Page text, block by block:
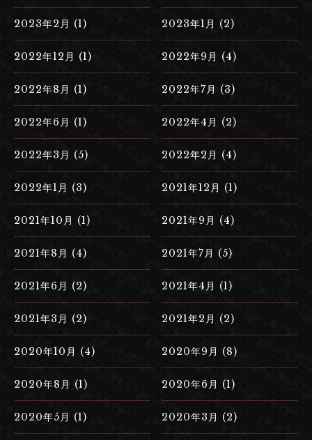
2023年2月 (1) 2023年1月 (2)
2022年12月 (1) 2022年9月 (4)
2022年8月 (1) 2022年7月 (3)
2022年6月 (1) 2022年4月 (2)
2022年3月 (5) 2022年2月 (4)
2022年1月 (3) 2021年12月 (1)
2021年10月 (1) 2021年9月 (4)
2021年8月 (4) 2021年7月 (5)
2021年6月 (2) 2021年4月 (1)
2021年3月 (2) 2021年2月 (2)
2020年10月 (4) 2020年9月 (8)
2020年8月 (1) 2020年6月 (1)
2020年5月 (1) 2020年3月 (2)